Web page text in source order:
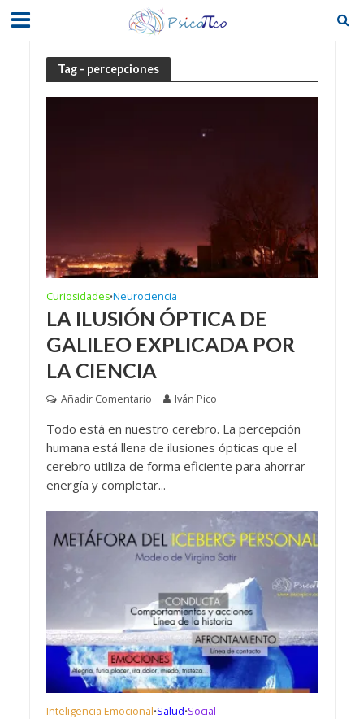
Tag - percepciones
Curiosidades•Neurociencia
LA ILUSIÓN ÓPTICA DE
GALILEO EXPLICADA POR
LA CIENCIA
Añadir Comentario Iván Pico
Todo está en nuestro cerebro. La percepción
humana está llena de ilusiones ópticas que el
cerebro utiliza de forma eficiente para ahorrar
energía y completar...
Inteligencia Emocional•Salud•Social